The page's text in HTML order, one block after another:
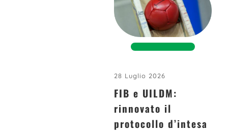
28 Luglio 2026
FIB e UILDM:
rinnovato il
protocollo d’intesa